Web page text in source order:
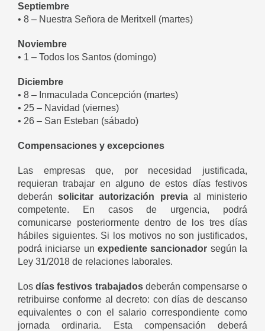
Septiembre
• 8 – Nuestra Señora de Meritxell (martes)
Noviembre
• 1 – Todos los Santos (domingo)
Diciembre
• 8 – Inmaculada Concepción (martes)
• 25 – Navidad (viernes)
• 26 – San Esteban (sábado)
Compensaciones y excepciones
Las empresas que, por necesidad justificada,
requieran trabajar en alguno de estos días festivos
deberánsolicitar autorización previaal ministerio
competente. En casos de urgencia, podrá
comunicarse posteriormente dentro de los tres días
hábiles siguientes. Si los motivos no son justificados,
podrá iniciarse un expediente sancionador según la
Ley 31/2018 de relaciones laborales.
Losdías festivos trabajadosdeberán compensarse o
retribuirse conforme al decreto: con días de descanso
equivalentes o con el salario correspondiente como
jornada ordinaria. Esta compensación deberá